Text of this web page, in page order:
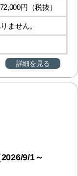
円（税抜）
ません。
詳細を見る
9/1～